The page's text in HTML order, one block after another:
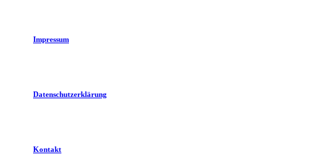
Impressum
Datenschutzerklärung
Kontakt